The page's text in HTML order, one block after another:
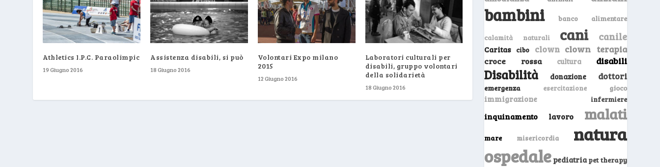
Athletics I.P.C. Paraolimpic
19 Giugno 2016
Assistenza disabili, si può
18 Giugno 2016
Volontari Expo milano
2015
12 Giugno 2016
Laboratori culturali per
disabili, gruppo volontari
della solidarietà
18 Giugno 2016
bambini banco alimentare
calamità naturali cani canile
Caritas cibo clown clown terapia
croce rossa cultura disabili
Disabilità donazione dottori
emergenza esercitazione gioco
immigrazione infermiere
inquinamento lavoro malati
mare misericordia natura
ospedale pediatria pet therapy